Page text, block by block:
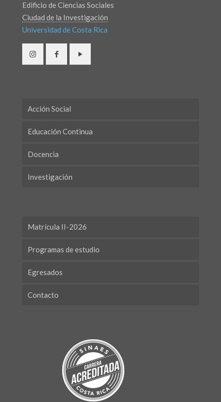
Edificio de Ciencias Sociales
Ciudad de la Investigación
Universidad de Costa Rica
Acción Social
Educación Continua
Docencia
Investigación
Matrícula II-2026
Programas de estudio
Egresados
Contacto